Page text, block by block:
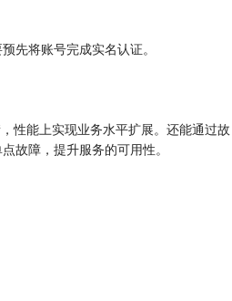
先将账号完成实名认证。
性能上实现业务水平扩展。还能通过故
故障，提升服务的可用性。